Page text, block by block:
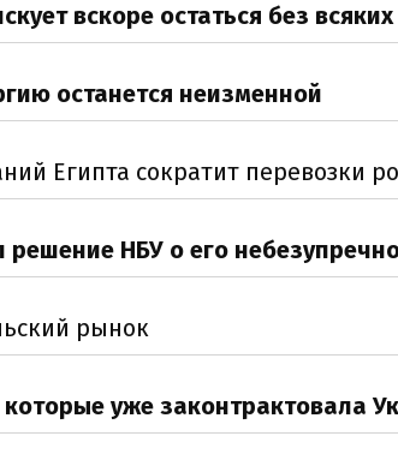
вскоре остаться без
останется неизменной
Египта сократит перевозки
НБУ о его
рынок
уже законтрактовала